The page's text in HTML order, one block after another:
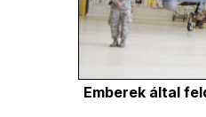
Emberek által